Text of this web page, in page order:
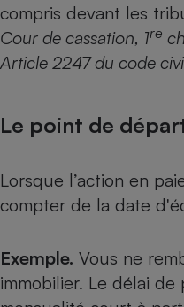
compris devant les
Cour de cassation, 1re
Article 2247 du code
Le point de
Lorsque l’action en
compter de la date
Exemple. Vous ne
immobilier. Le délai